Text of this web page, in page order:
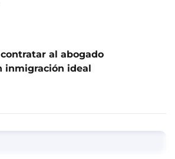
al abogado
inmigración ideal